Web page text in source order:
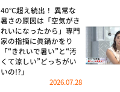
news おかえり
河合＆A.B.C-Z塚田×
「なんでやねん！？」
かえり）
DAIGOも台所 ～きょ
40℃超え続出！ 異常な
暑さの原因は「空気がき
れいになったから」専門
家の指摘に眞鍋かをり
「“きれいで暑い”と“汚
くて涼しい”どっちがい
いの!?」
2026.07.28